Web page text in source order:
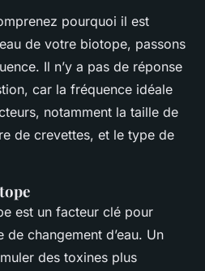
pourquoi il est
de votre biotope, passons
Il n’y a pas de réponse
car la fréquence idéale
notamment la taille de
de crevettes, et le type de
est un facteur clé pour
changement d’eau. Un
des toxines plus